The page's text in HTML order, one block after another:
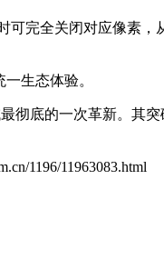
可完全关闭对应像素，
生态体验。
彻底的一次革新。其
1196/11963083.html